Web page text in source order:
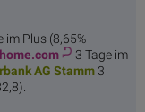
im Plus (8,65%
home.com
3 Tage im
AG Stamm3